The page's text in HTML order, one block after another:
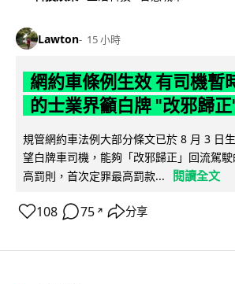
Lawton 15 小時
網約車條例生效 有司機暫
的士業界籲白牌 "改邪歸
規管網約車法例大部分條文已於 8 月 3 日
望白牌車司機，能夠「改邪歸正」回流駕
高罰則，首次定罪最高罰款...
閱讀全文
108 75 ↗ 分享